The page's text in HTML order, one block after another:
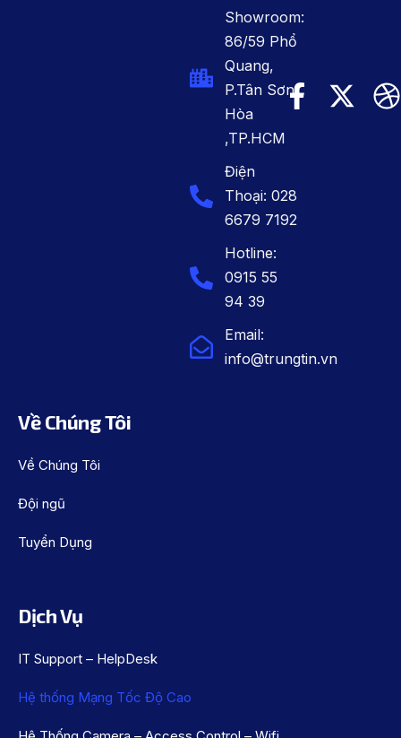
Showroom:
86/59 Phổ
Quang,
P.Tân Sơn
Hòa
,TP.HCM
Điện
Thoại: 028
6679 7192
Hotline:
0915 55
94 39
Email:
info@trungtin.vn
Về Chúng Tôi
Về Chúng Tôi
Đội ngũ
Tuyển Dụng
Dịch Vụ
IT Support – HelpDesk
Hệ thống Mạng Tốc Độ Cao